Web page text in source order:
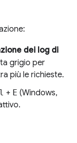
dei log di
grigio per
più le richieste.
+ E (Windows,